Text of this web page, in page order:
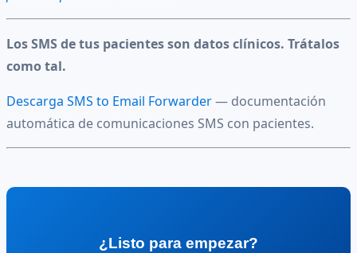
Los SMS de tus pacientes son datos clínicos. Trátalos
como tal.
Descarga SMS to Email Forwarder— documentación
automática de comunicaciones SMS con pacientes.
¿Listo para empezar?